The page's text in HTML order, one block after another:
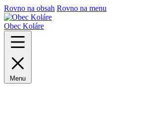
Rovno na obsah Rovno na menu
Obec Koláre
Menu